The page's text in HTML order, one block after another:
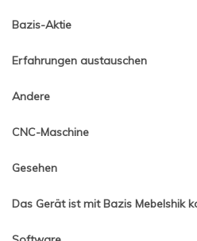
Bazis-Aktie
Erfahrungen austauschen
Andere
CNC-Maschine
Gesehen
Das Gerät ist mit Bazis Mebelshik